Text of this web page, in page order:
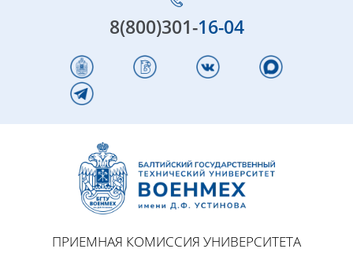
8(800)301-16-04
ПРИЕМНАЯ КОМИССИЯ УНИВЕРСИТЕТА